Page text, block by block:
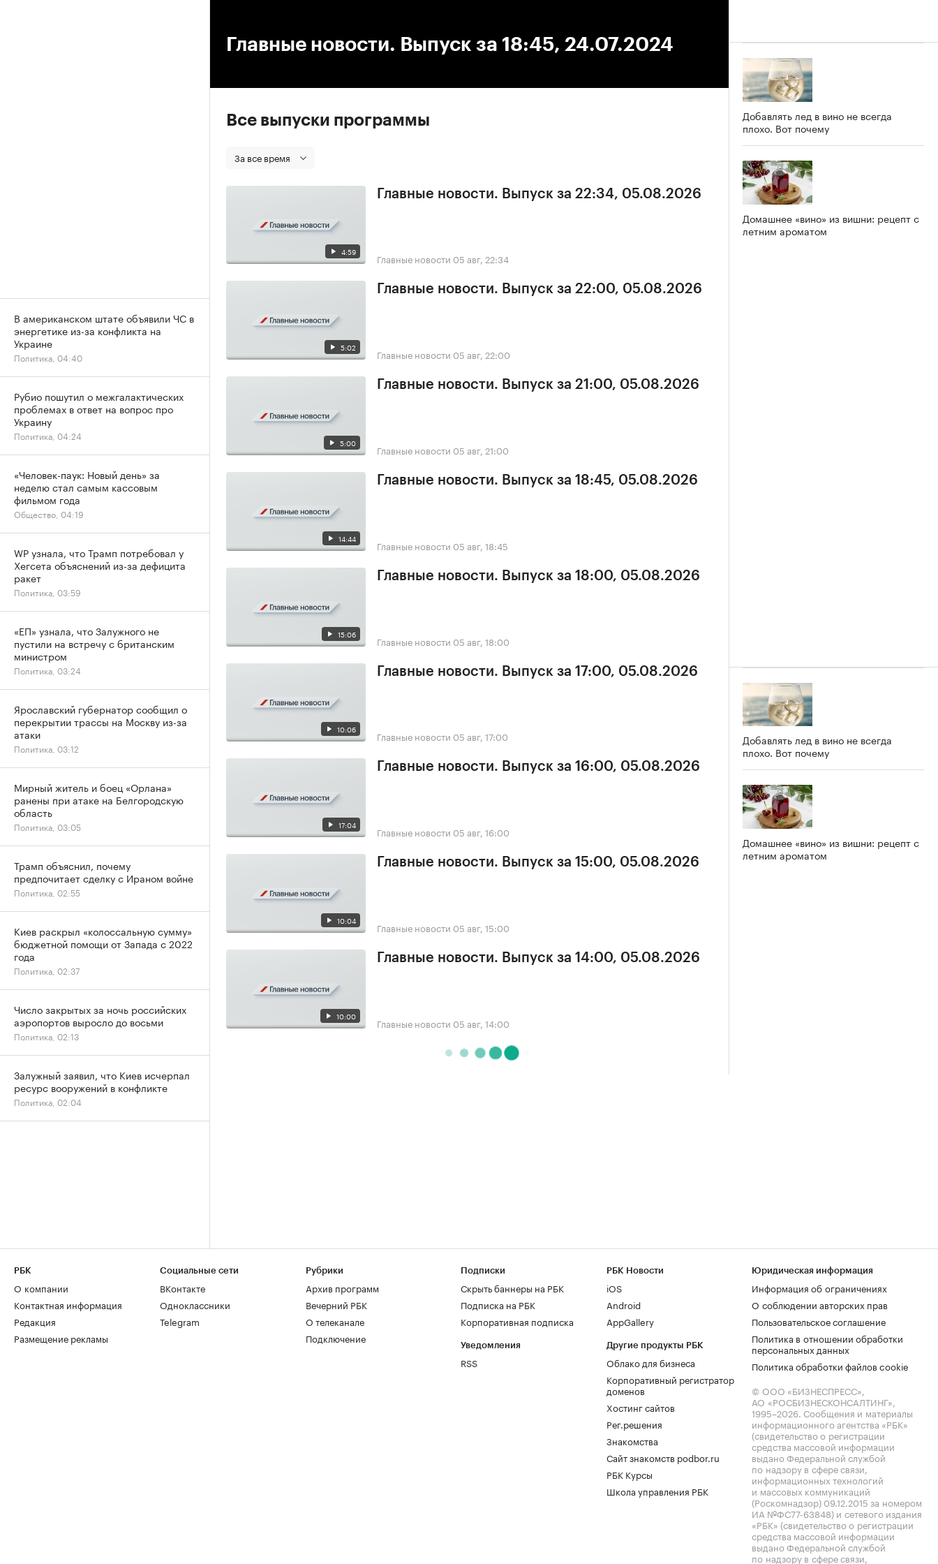
Главные новости. Выпуск за 18:45, 24.07.2024
Все выпуски программы
За все время
4:59
Главные новости. Выпуск за 22:34, 05.08.2026
Главные новости 05 авг, 22:34
5:02
Главные новости. Выпуск за 22:00, 05.08.2026
Главные новости 05 авг, 22:00
5:00
Главные новости. Выпуск за 21:00, 05.08.2026
Главные новости 05 авг, 21:00
14:44
Главные новости. Выпуск за 18:45, 05.08.2026
Главные новости 05 авг, 18:45
15:06
Главные новости. Выпуск за 18:00, 05.08.2026
Главные новости 05 авг, 18:00
10:06
Главные новости. Выпуск за 17:00, 05.08.2026
Главные новости 05 авг, 17:00
17:04
Главные новости. Выпуск за 16:00, 05.08.2026
Главные новости 05 авг, 16:00
10:04
Главные новости. Выпуск за 15:00, 05.08.2026
Главные новости 05 авг, 15:00
10:00
Главные новости. Выпуск за 14:00, 05.08.2026
Главные новости 05 авг, 14:00
Добавлять лед в вино не всегда
плохо. Вот почему
Домашнее «вино» из вишни: рецепт с
летним ароматом
Добавлять лед в вино не всегда
плохо. Вот почему
Домашнее «вино» из вишни: рецепт с
летним ароматом
В американском штате объявили ЧС в
энергетике из-за конфликта на
Украине
Политика, 04:40
Рубио пошутил о межгалактических
проблемах в ответ на вопрос про
Украину
Политика, 04:24
«Человек-паук: Новый день» за
неделю стал самым кассовым
фильмом года
Общество, 04:19
WP узнала, что Трамп потребовал у
Хегсета объяснений из-за дефицита
ракет
Политика, 03:59
«ЕП» узнала, что Залужного не
пустили на встречу с британским
министром
Политика, 03:24
Ярославский губернатор сообщил о
перекрытии трассы на Москву из-за
атаки
Политика, 03:12
Мирный житель и боец «Орлана»
ранены при атаке на Белгородскую
область
Политика, 03:05
Трамп объяснил, почему
предпочитает сделку с Ираном войне
Политика, 02:55
Киев раскрыл «колоссальную сумму»
бюджетной помощи от Запада с 2022
года
Политика, 02:37
Число закрытых за ночь российских
аэропортов выросло до восьми
Политика, 02:13
Залужный заявил, что Киев исчерпал
ресурс вооружений в конфликте
Политика, 02:04
РБК
О компании
Контактная информация
Редакция
Размещение рекламы
Социальные сети
ВКонтакте
Одноклассники
Telegram
Рубрики
Архив программ
Вечерний РБК
О телеканале
Подключение
Подписки
Скрыть баннеры на РБК
Подписка на РБК
Корпоративная подписка
Уведомления
RSS
РБК Новости
iOS
Android
AppGallery
Другие продукты РБК
Облако для бизнеса
Корпоративный регистратор
доменов
Хостинг сайтов
Рег.решения
Знакомства
Сайт знакомств podbor.ru
РБК Курсы
Школа управления РБК
Юридическая информация
Информация об ограничениях
О соблюдении авторских прав
Пользовательское соглашение
Политика в отношении обработки
персональных данных
Политика обработки файлов cookie
© ООО «БИЗНЕСПРЕСС»,
АО «РОСБИЗНЕСКОНСАЛТИНГ»,
1995–2026. Сообщения и материалы
информационного агентства «РБК»
(свидетельство о регистрации
средства массовой информации
выдано Федеральной службой
по надзору в сфере связи,
информационных технологий
и массовых коммуникаций
(Роскомнадзор) 09.12.2015 за номером
ИА №ФС77-63848) и сетевого издания
«РБК» (свидетельство о регистрации
средства массовой информации
выдано Федеральной службой
по надзору в сфере связи,